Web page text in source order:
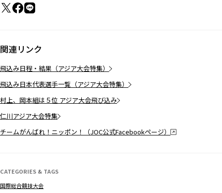
関連リンク
飛込み日程・結果（アジア大会特集）
飛込み日本代表選手一覧（アジア大会特集）
村上、岡本組は５位 アジア大会飛び込み
仁川アジア大会特集
チームがんばれ！ニッポン！（JOC公式Facebookページ）
CATEGORIES & TAGS
国際総合競技大会